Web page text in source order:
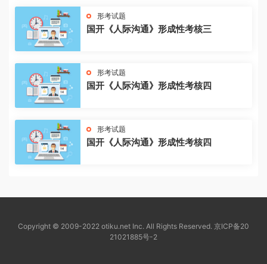
形考试题
国开《人际沟通》形成性考核三
形考试题
国开《人际沟通》形成性考核四
形考试题
国开《人际沟通》形成性考核四
Copyright © 2009-2022 otiku.net Inc. All Rights Reserved. 京ICP备20
21021885号-2